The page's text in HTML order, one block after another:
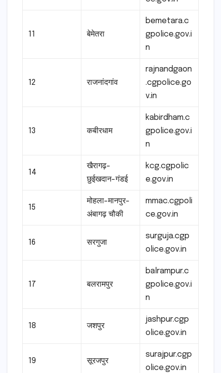
11 बेमेतरा
bemetara.c
gpolice.gov.i
n
12 राजनांदगांव
rajnandgaon
.cgpolice.go
v.in
13 कबीरधाम
kabirdham.c
gpolice.gov.i
n
14
खैरागढ़-
छुईखदान-गंडई
kcg.cgpolic
e.gov.in
15
मोहला-मानपुर-
अंबागढ़ चौकी
mmac.cgpoli
ce.gov.in
16 सरगुजा
surguja.cgp
olice.gov.in
17 बलरामपुर
balrampur.c
gpolice.gov.i
n
18 जशपुर
jashpur.cgp
olice.gov.in
19 सूरजपुर
surajpur.cgp
olice.gov.in